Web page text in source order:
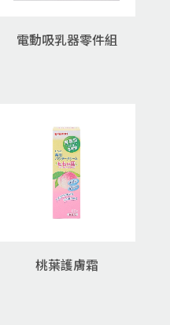
電動吸乳器零件組
桃葉護膚霜